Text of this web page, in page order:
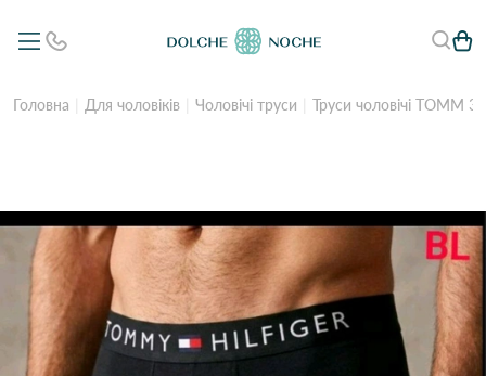
Головна Для чоловіків Чоловічі труси Труси чоловічі TOMM